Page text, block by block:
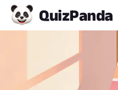
QuizPanda